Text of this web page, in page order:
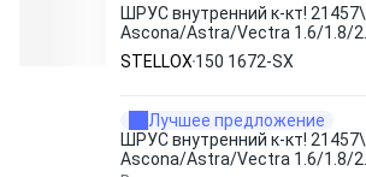
ШРУС внутренний к-кт! 21457\
Ascona/Astra/Vectra 1.6/1.8/
150 1672-SX STELLOX
STELLOX 150 1672-SX
Лучшее предложение
ШРУС внутренний к-кт! 21457\
Ascona/Astra/Vectra 1.6/1.8/